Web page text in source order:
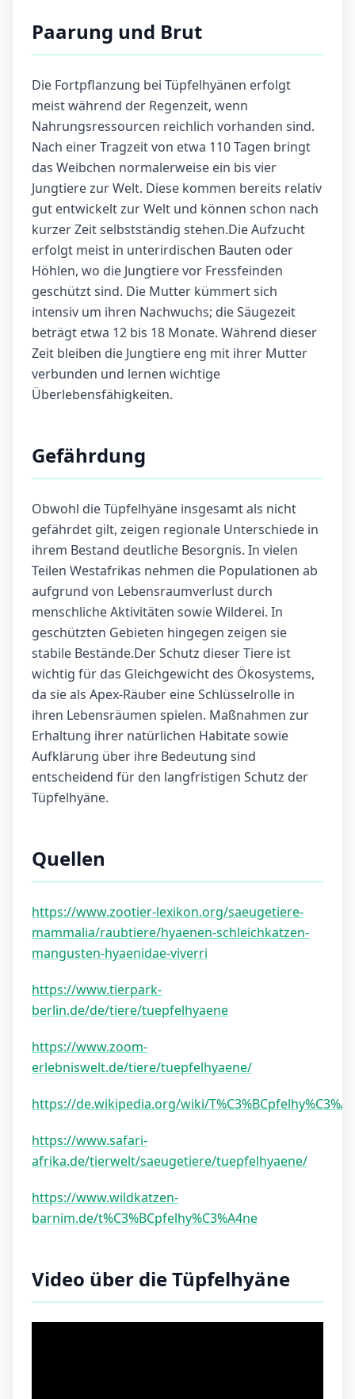
Paarung und Brut
Die Fortpflanzung bei Tüpfelhyänen erfolgt
meist während der Regenzeit, wenn
Nahrungsressourcen reichlich vorhanden sind.
Nach einer Tragzeit von etwa 110 Tagen bringt
das Weibchen normalerweise ein bis vier
Jungtiere zur Welt. Diese kommen bereits relativ
gut entwickelt zur Welt und können schon nach
kurzer Zeit selbstständig stehen.Die Aufzucht
erfolgt meist in unterirdischen Bauten oder
Höhlen, wo die Jungtiere vor Fressfeinden
geschützt sind. Die Mutter kümmert sich
intensiv um ihren Nachwuchs; die Säugezeit
beträgt etwa 12 bis 18 Monate. Während dieser
Zeit bleiben die Jungtiere eng mit ihrer Mutter
verbunden und lernen wichtige
Überlebensfähigkeiten.
Gefährdung
Obwohl die Tüpfelhyäne insgesamt als nicht
gefährdet gilt, zeigen regionale Unterschiede in
ihrem Bestand deutliche Besorgnis. In vielen
Teilen Westafrikas nehmen die Populationen ab
aufgrund von Lebensraumverlust durch
menschliche Aktivitäten sowie Wilderei. In
geschützten Gebieten hingegen zeigen sie
stabile Bestände.Der Schutz dieser Tiere ist
wichtig für das Gleichgewicht des Ökosystems,
da sie als Apex-Räuber eine Schlüsselrolle in
ihren Lebensräumen spielen. Maßnahmen zur
Erhaltung ihrer natürlichen Habitate sowie
Aufklärung über ihre Bedeutung sind
entscheidend für den langfristigen Schutz der
Tüpfelhyäne.
Quellen
https://www.zootier-lexikon.org/saeugetiere-
mammalia/raubtiere/hyaenen-schleichkatzen-
mangusten-hyaenidae-viverri
https://www.tierpark-
berlin.de/de/tiere/tuepfelhyaene
https://www.zoom-
erlebniswelt.de/tiere/tuepfelhyaene/
https://de.wikipedia.org/wiki/
https://www.safari-
afrika.de/tierwelt/saeugetiere/tuepfelhyaene/
https://www.wildkatzen-
barnim.de/t%C3%BCpfelhy%C3%A4ne
Video über die Tüpfelhyäne